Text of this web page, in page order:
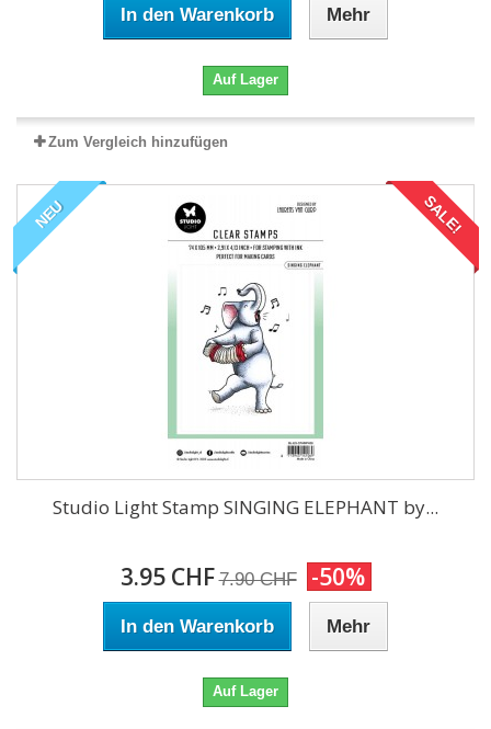
In den Warenkorb Mehr
Auf Lager
Zum Vergleich hinzufügen
NEU SALE!
Studio Light Stamp SINGING ELEPHANT by...
3.95 CHF 7.90 CHF -50%
In den Warenkorb Mehr
Auf Lager